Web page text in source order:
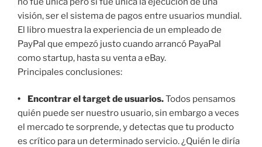
visión, ser el sistema de pagos entre usuarios mundial.
El libro muestra la experiencia de un empleado de
PayPal que empezó justo cuando arrancó PayaPal
como startup, hasta su venta a eBay.
Principales conclusiones:
• Encontrar el target de usuarios.Todos pensamos
quién puede ser nuestro usuario, sin embargo a veces
el mercado te sorprende, y detectas que tu producto
es crítico para un determinado servicio. ¿Quién le diría